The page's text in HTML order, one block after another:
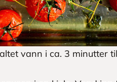
vann i ca. 3 minutter